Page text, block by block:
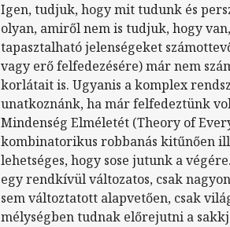
Igen, tudjuk, hogy mit tudunk és
olyan, amiről nem is tudjuk, hogy
tapasztalható jelenségeket
vagy erő felfedezésére) már nem
korlátait is. Ugyanis a komplex
unatkoznánk, ha már felfedeztünk
Mindenség Elméletét (Theory of
kombinatorikus robbanás kitűnően
lehetséges, hogy sose jutunk a
egy rendkívül változatos, csak
sem változtatott alapvetően, csak
mélységben tudnak előrejutni a